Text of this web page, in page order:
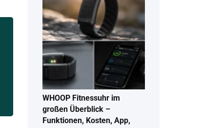
WHOOP Fitnessuhr im
großen Überblick –
Funktionen, Kosten, App,